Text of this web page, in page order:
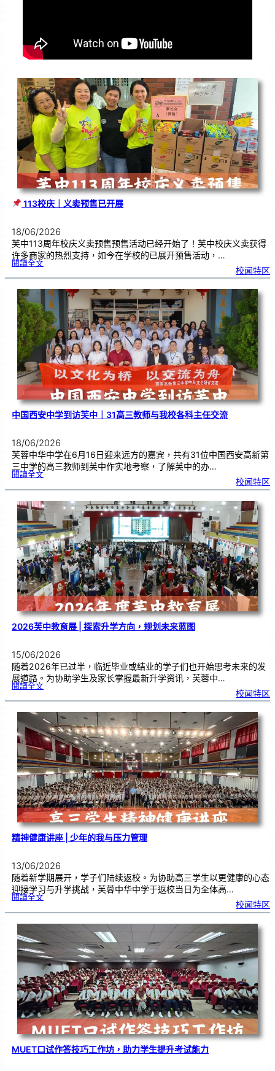
113校庆｜义卖预售已开展
18/06/2026
芙中113周年校庆义卖预售预售活动已经开始了！芙中校庆义卖获得
许多商家的热烈支持，如今在学校的已展开预售活动，…
閱讀全文:
1
校
庆
｜
义
卖
预
售
已
开
展
校闻特区
中国西安中学到访芙中｜31高三教师与我校各科主任交流
18/06/2026
芙蓉中华中学在6月16日迎来远方的嘉宾，共有31位中国西安高新第
三中学的高三教师到芙中作实地考察，了解芙中的办…
閱讀全文:中
安
学
到
访
芙
中
｜
3
1
高
三
教
师
与
我
校
各
科
主
任
交
流
校闻特区
2026芙中教育展 | 探索升学方向，规划未来蓝图
15/06/2026
随着2026年已过半，临近毕业或结业的学子们也开始思考未来的发
展道路。为协助学生及家长掌握最新升学资讯，芙蓉中…
閱讀全文:2
6
中
教
育
展
探
索
升
学
方
向
，
规
划
未
来
蓝
图
校闻特区
精神健康讲座 | 少年的我与压力管理
13/06/2026
随着新学期展开，学子们陆续返校。为协助高三学生以更健康的心态
迎接学习与升学挑战，芙蓉中华中学于返校当日为全体高…
閱讀全文:精
康
座
| 少
我
与
压
力
管
理
校闻特区
MUET口试作答技巧工作坊，助力学生提升考试能力